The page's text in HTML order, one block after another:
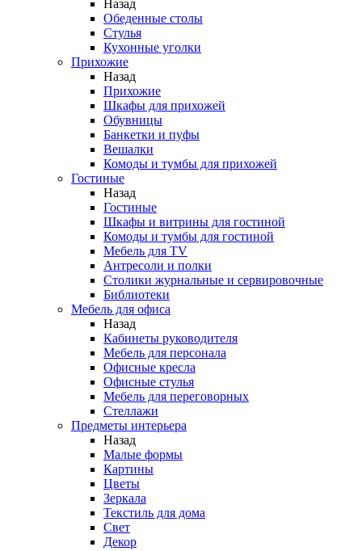
Назад
Обеденные столы
Стулья
Кухонные уголки
Прихожие
Назад
Прихожие
Шкафы для прихожей
Обувницы
Банкетки и пуфы
Вешалки
Комоды и тумбы для прихожей
Гостиные
Назад
Гостиные
Шкафы и витрины для гостиной
Комоды и тумбы для гостиной
Мебель для TV
Антресоли и полки
Столики журнальные и сервировочные
Библиотеки
Мебель для офиса
Назад
Кабинеты руководителя
Мебель для персонала
Офисные кресла
Офисные стулья
Мебель для переговорных
Стеллажи
Предметы интерьера
Назад
Малые формы
Картины
Цветы
Зеркала
Текстиль для дома
Свет
Декор